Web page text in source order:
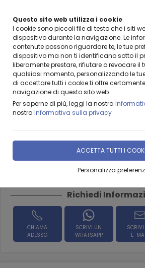
Questo sito web utilizza i cookie
I cookie sono piccoli file di testo che i siti
dispositivo durante la navigazione. Le
contenute possono riguardare te, le tue
dispositivo ma non ti identificano sotto il
liberamente prestare, rifiutare o revocare il
qualsiasi momento, personalizzando le
di accettare tutti i cookie ti offre
navigazione di questo sito web.
Per saperne di più, leggi la nostra
nostra Informativa sulla privacy
ACCETTA TUTTI I
Personalizza
BENVENUTI DA LEANZA
Home Prodotti & Servizi ARREDO URBANO
Lavello in graniglia
cm70x40x21h
DISPONIBILITÀ IMMEDIATA
Richiedi
CHIAMA
ADESSO
SCRIVI UN
WHATSAPP
E-